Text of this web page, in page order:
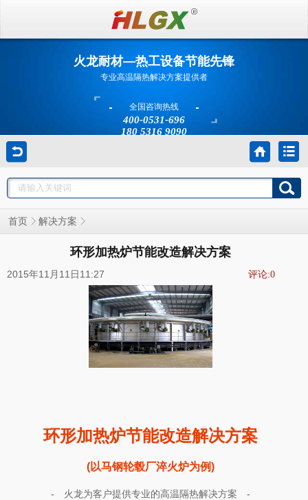
火龙耐材—热工设备节能先锋
专业高温隔热解决方案提供者
全国咨询热线
400-0531-696
180 5316 9090
首页 解决方案
环形加热炉节能改造解决方案
2015年11月11日11:27 评论:0
环形加热炉节能改造解决方案
(以马钢轮毂厂淬火炉为例)
- 火龙为客户提供专业的高温隔热解决方案 -